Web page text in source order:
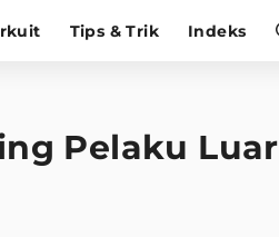
Tips & Trik Indeks
Pelaku Luar